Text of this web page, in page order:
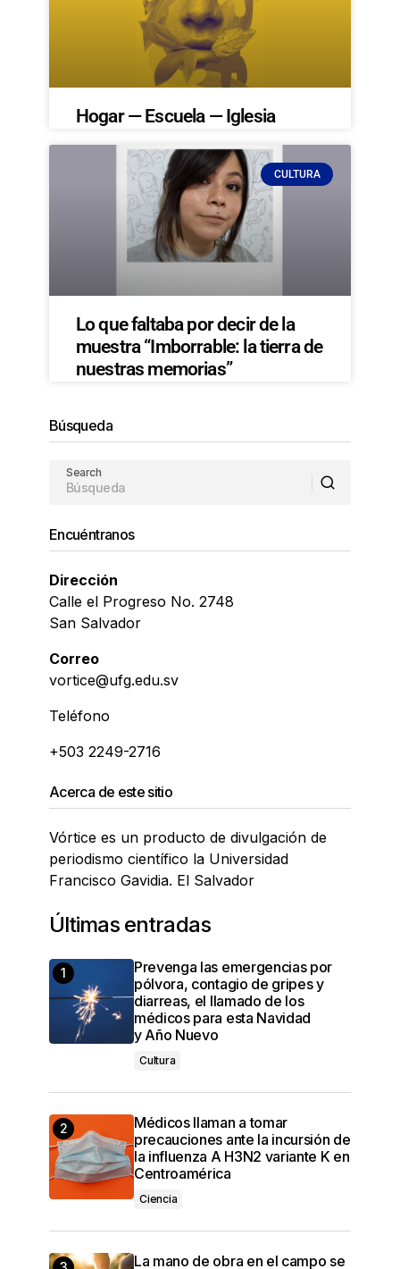
Hogar — Escuela — Iglesia
CULTURA
Lo que faltaba por decir de la
muestra “Imborrable: la tierra de
nuestras memorias”
Búsqueda
Search
Encuéntranos
Dirección
Calle el Progreso No. 2748
San Salvador
Correo
vortice@ufg.edu.sv
Teléfono
+503 2249-2716
Acerca de este sitio
Vórtice es un producto de divulgación de
periodismo científico la Universidad
Francisco Gavidia. El Salvador
Últimas entradas
Prevenga las emergencias por
pólvora, contagio de gripes y
diarreas, el llamado de los
médicos para esta Navidad
y Año Nuevo
Cultura
Médicos llaman a tomar
precauciones ante la incursión de
la influenza A H3N2 variante K en
Centroamérica
Ciencia
La mano de obra en el campo se